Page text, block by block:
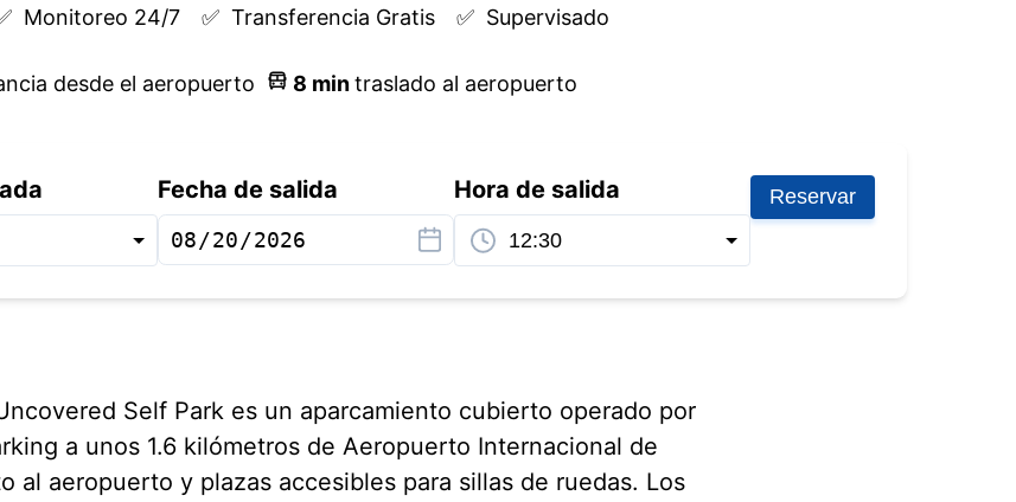
Monitoreo 24/7 ✅ Transferencia Gratis ✅ Supervisado
desde el aeropuerto 8 mintraslado al aeropuerto
Fecha de salida Hora de salida Reservar
Self Park es un aparcamiento cubierto operado por
a unos 1.6 kilómetros de Aeropuerto Internacional de
al aeropuerto y plazas accesibles para sillas de ruedas. Los